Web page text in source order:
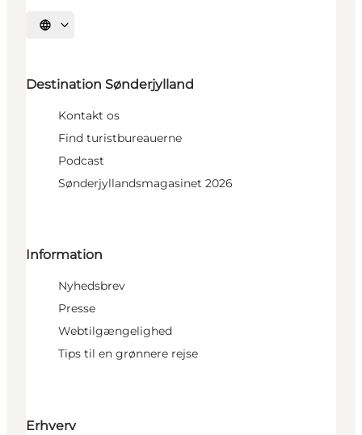
Vælg sprog
Destination Sønderjylland
Kontakt os
Find turistbureauerne
Podcast
Sønderjyllandsmagasinet 2026
Information
Nyhedsbrev
Presse
Webtilgængelighed
Tips til en grønnere rejse
Erhverv